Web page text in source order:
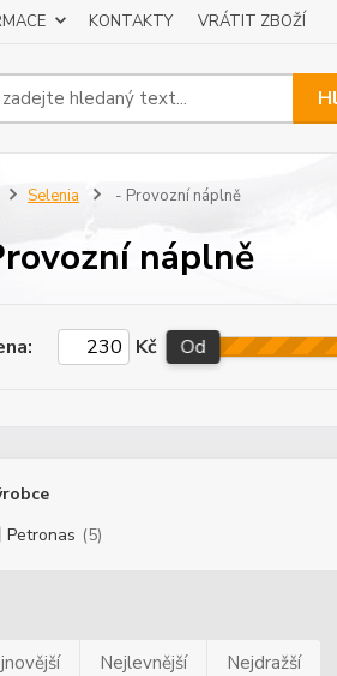
KONTAKTY VRÁTIT ZBOŽÍ
Selenia - Provozní náplně
náplně
Kč Od
Petronas (5)
Nejlevnější Nejdražší